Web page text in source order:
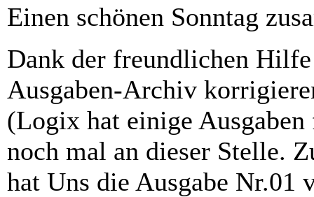
Einen schönen Sonntag
Dank der freundlichen
Ausgaben-Archiv
(Logix hat einige
noch mal an dieser Stelle.
hat Uns die Ausgabe Nr.01